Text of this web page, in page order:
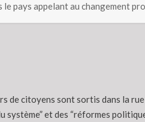
pays appelant au changement
de citoyens sont sortis dans la
système” et des “réformes